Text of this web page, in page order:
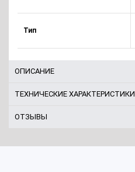
Тип
ОПИСАНИЕ
ТЕХНИЧЕСКИЕ ХАРАКТЕРИСТИКИ
ОТЗЫВЫ